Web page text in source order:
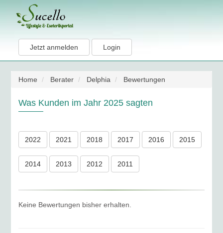
Jetzt anmelden Login
Home Berater Delphia Bewertungen
Was Kunden im Jahr 2025 sagten
2022 2021 2018 2017 2016 2015
2014 2013 2012 2011
Keine Bewertungen bisher erhalten.